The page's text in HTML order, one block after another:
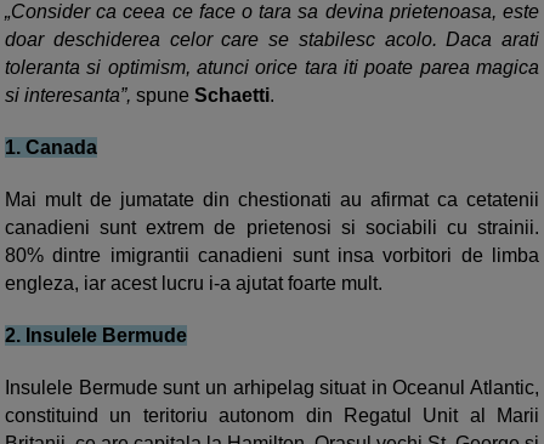
„Consider ca ceea ce face o tara sa devina prietenoasa, este
doar deschiderea celor care se stabilesc acolo. Daca arati
toleranta si optimism, atunci orice tara iti poate parea magica
si interesanta”, spune Schaetti.
1. Canada
Mai mult de jumatate din chestionati au afirmat ca cetatenii
canadieni sunt extrem de prietenosi si sociabili cu strainii.
80% dintre imigrantii canadieni sunt insa vorbitori de limba
engleza, iar acest lucru i-a ajutat foarte mult.
2. Insulele Bermude
Insulele Bermude sunt un arhipelag situat in Oceanul Atlantic,
constituind un teritoriu autonom din Regatul Unit al Marii